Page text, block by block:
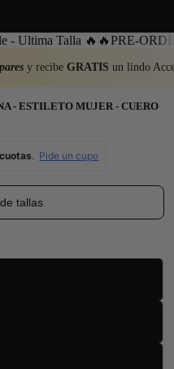
- Ultima Talla 🔥🔥PRE-
y recibe GRATIS un lindo
- ESTILETO MUJER - CUERO
tallas